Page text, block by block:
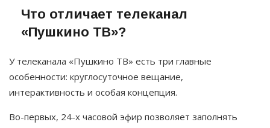
Что отличает телеканал
«Пушкино ТВ»?
У телеканала «Пушкино ТВ» есть три главные
особенности: круглосуточное вещание,
интерактивность и особая концепция.
Во-первых, 24-х часовой эфир позволяет заполнять